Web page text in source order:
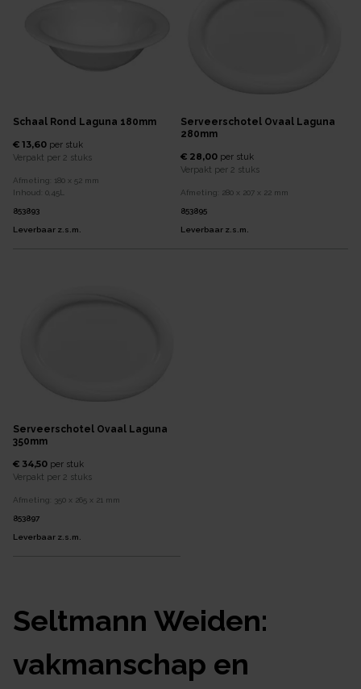
Schaal Rond Laguna 180mm
€ 13,60 per stuk
Verpakt per 2 stuks
Afmeting: 180 x 52 mm
Inhoud: 0,45L
853893
Leverbaar z.s.m.
Serveerschotel Ovaal Laguna
280mm
€ 28,00 per stuk
Verpakt per 2 stuks
Afmeting: 280 x 207 x 22 mm
853895
Leverbaar z.s.m.
Serveerschotel Ovaal Laguna
350mm
€ 34,50 per stuk
Verpakt per 2 stuks
Afmeting: 350 x 265 x 21 mm
853897
Leverbaar z.s.m.
Seltmann Weiden:
vakmanschap en